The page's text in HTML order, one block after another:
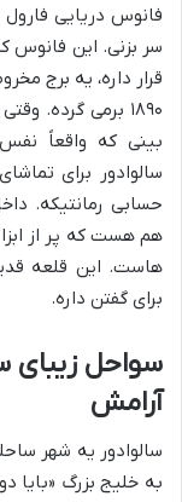
فانوس دریایی
سر بزنی. این فانوس
۱۸۹۰ برمی گرده.
بینی که واقعاً
سالوادور برای
حسابی رمانتیکه.
هم هست که پر از
هاست. این قلعه
برای گفتن داره.
سواحل زیبای
آرامش
سالوادور یه شهر
به خلیج بزرگ «بایا